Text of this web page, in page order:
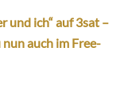
und ich“ auf 3sat –
auch im Free-